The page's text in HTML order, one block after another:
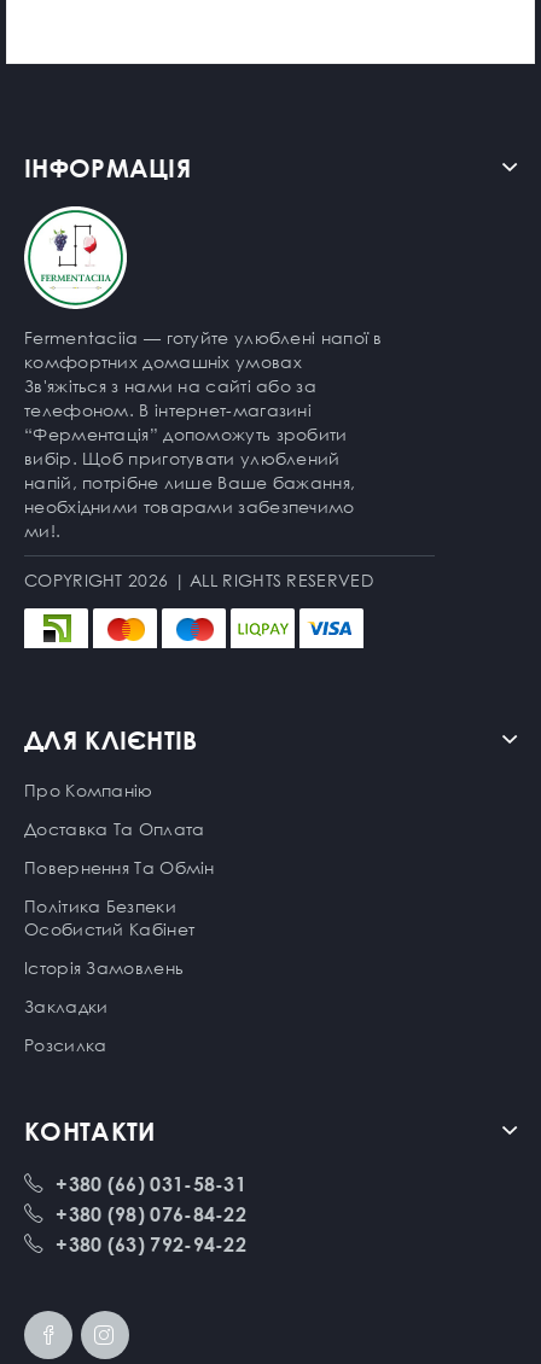
ІНФОРМАЦІЯ
Fermentaciia — готуйте улюблені напої в
комфортних домашніх умовах
Зв'яжіться з нами на сайті або за
телефоном. В інтернет-магазині
“Ферментація” допоможуть зробити
вибір. Щоб приготувати улюблений
напій, потрібне лише Ваше бажання,
необхідними товарами забезпечимо
ми!.
COPYRIGHT 2026 | ALL RIGHTS RESERVED
ДЛЯ КЛІЄНТІВ
Про Компанію
Доставка Та Оплата
Повернення Та Обмін
Політика Безпеки
Особистий Кабінет
Історія Замовлень
Закладки
Розсилка
КОНТАКТИ
+380 (66) 031-58-31
+380 (98) 076-84-22
+380 (63) 792-94-22